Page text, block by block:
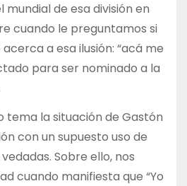
mundial de esa división en
cuando le preguntamos si
acerca a esa ilusión: “acá me
para ser nominado a la
tema la situación de Gastón
con un supuesto uso de
Sobre ello, nos
cuando manifiesta que “Yo